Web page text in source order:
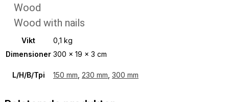
Wood
Wood with nails
Vikt
0,1 kg
Dimensioner 300 × 19 × 3 cm
L/H/B/Tpi 150 mm 230 mm 300 mm